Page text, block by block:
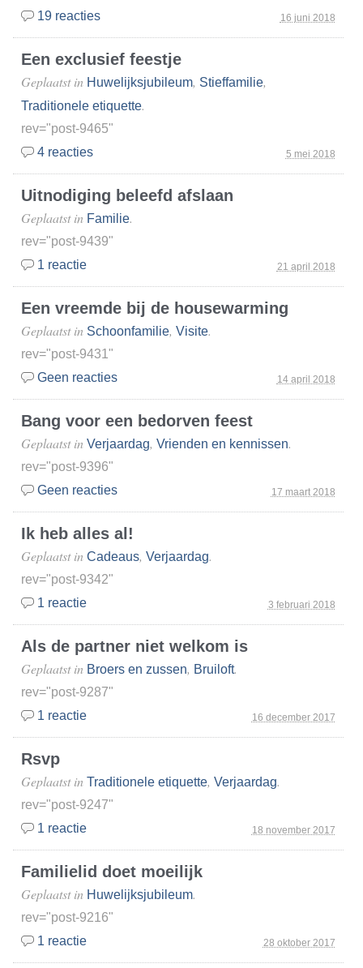
16 juni 2018
19 reacties
Een exclusief feestje
5 mei 2018
Geplaatst in Huwelijksjubileum, Stieffamilie,
Traditionele etiquette.
rev="post-9465"
4 reacties
Uitnodiging beleefd afslaan
21 april 2018
Geplaatst in Familie.
rev="post-9439"
1 reactie
Een vreemde bij de housewarming
14 april 2018
Geplaatst in Schoonfamilie, Visite.
rev="post-9431"
Geen reacties
Bang voor een bedorven feest
17 maart 2018
Geplaatst in Verjaardag, Vrienden en kennissen.
rev="post-9396"
Geen reacties
Ik heb alles al!
3 februari 2018
Geplaatst in Cadeaus, Verjaardag.
rev="post-9342"
1 reactie
Als de partner niet welkom is
16 december 2017
Geplaatst in Broers en zussen, Bruiloft.
rev="post-9287"
1 reactie
Rsvp
18 november 2017
Geplaatst in Traditionele etiquette, Verjaardag.
rev="post-9247"
1 reactie
Familielid doet moeilijk
28 oktober 2017
Geplaatst in Huwelijksjubileum.
rev="post-9216"
1 reactie